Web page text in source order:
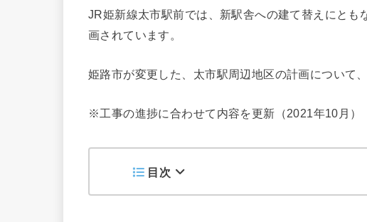
JR姫新線太市駅前では、新駅舎への建て替えにと
画されています。
姫路市が変更した、太市駅周辺地区の計画について
※工事の進捗に合わせて内容を更新（2021年10月）
目次